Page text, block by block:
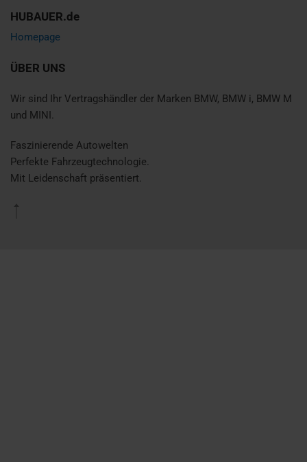
HUBAUER.de
Homepage
ÜBER UNS
Wir sind Ihr Vertragshändler der Marken BMW, BMW i, BMW M
und MINI.
Faszinierende Autowelten
Perfekte Fahrzeugtechnologie.
Mit Leidenschaft präsentiert.